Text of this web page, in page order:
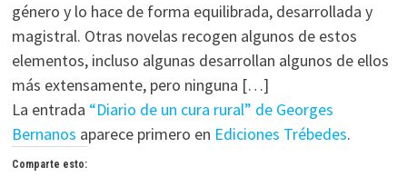
género y lo hace de forma equilibrada, desarrollada y
magistral. Otras novelas recogen algunos de estos
elementos, incluso algunas desarrollan algunos de ellos
más extensamente, pero ninguna […]
La entrada “Diario de un cura rural” de Georges
Bernanos aparece primero en Ediciones Trébedes.
Comparte esto: